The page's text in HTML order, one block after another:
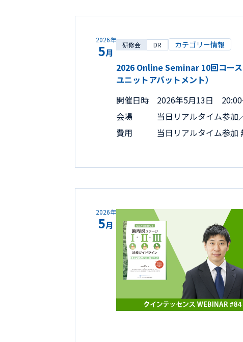
2026年
5月
研修会 DR カテゴリー情報
2026 Online Seminar 10回コー
ユニットアバットメント）
開催日時
2026年5月13日
会場
当日リアルタイム参加
費用
当日リアルタイム参加
2026年
5月